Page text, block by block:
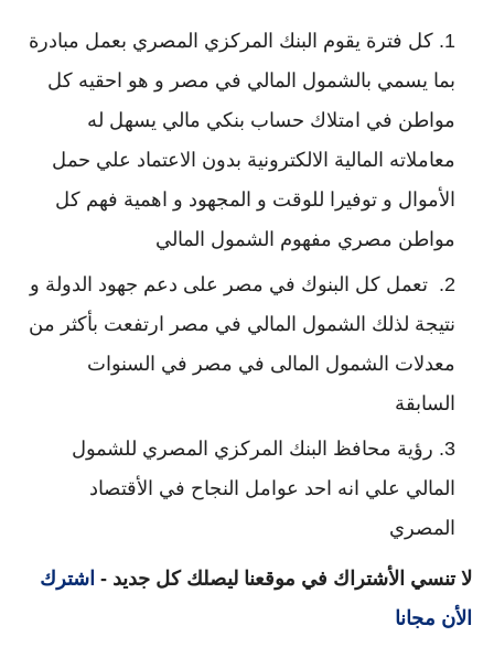
كل فترة يقوم البنك المركزي المصري بعمل مبادرة
بما يسمي بالشمول المالي في مصر و هو احقيه كل
مواطن في امتلاك حساب بنكي مالي يسهل له
معاملاته المالية الالكترونية بدون الاعتماد علي حمل
الأموال و توفيرا للوقت و المجهود و اهمية فهم كل
مواطن مصري مفهوم الشمول المالي
تعمل كل البنوك في مصر على دعم جهود الدولة و
نتيجة لذلك الشمول المالي في مصر ارتفعت بأكثر من
معدلات الشمول المالى في مصر في السنوات
السابقة
رؤية محافظ البنك المركزي المصري للشمول
المالي علي انه احد عوامل النجاح في الأقتصاد
المصري
لا تنسي الأشتراك في موقعنا ليصلك كل جديد - اشترك
الأن مجانا